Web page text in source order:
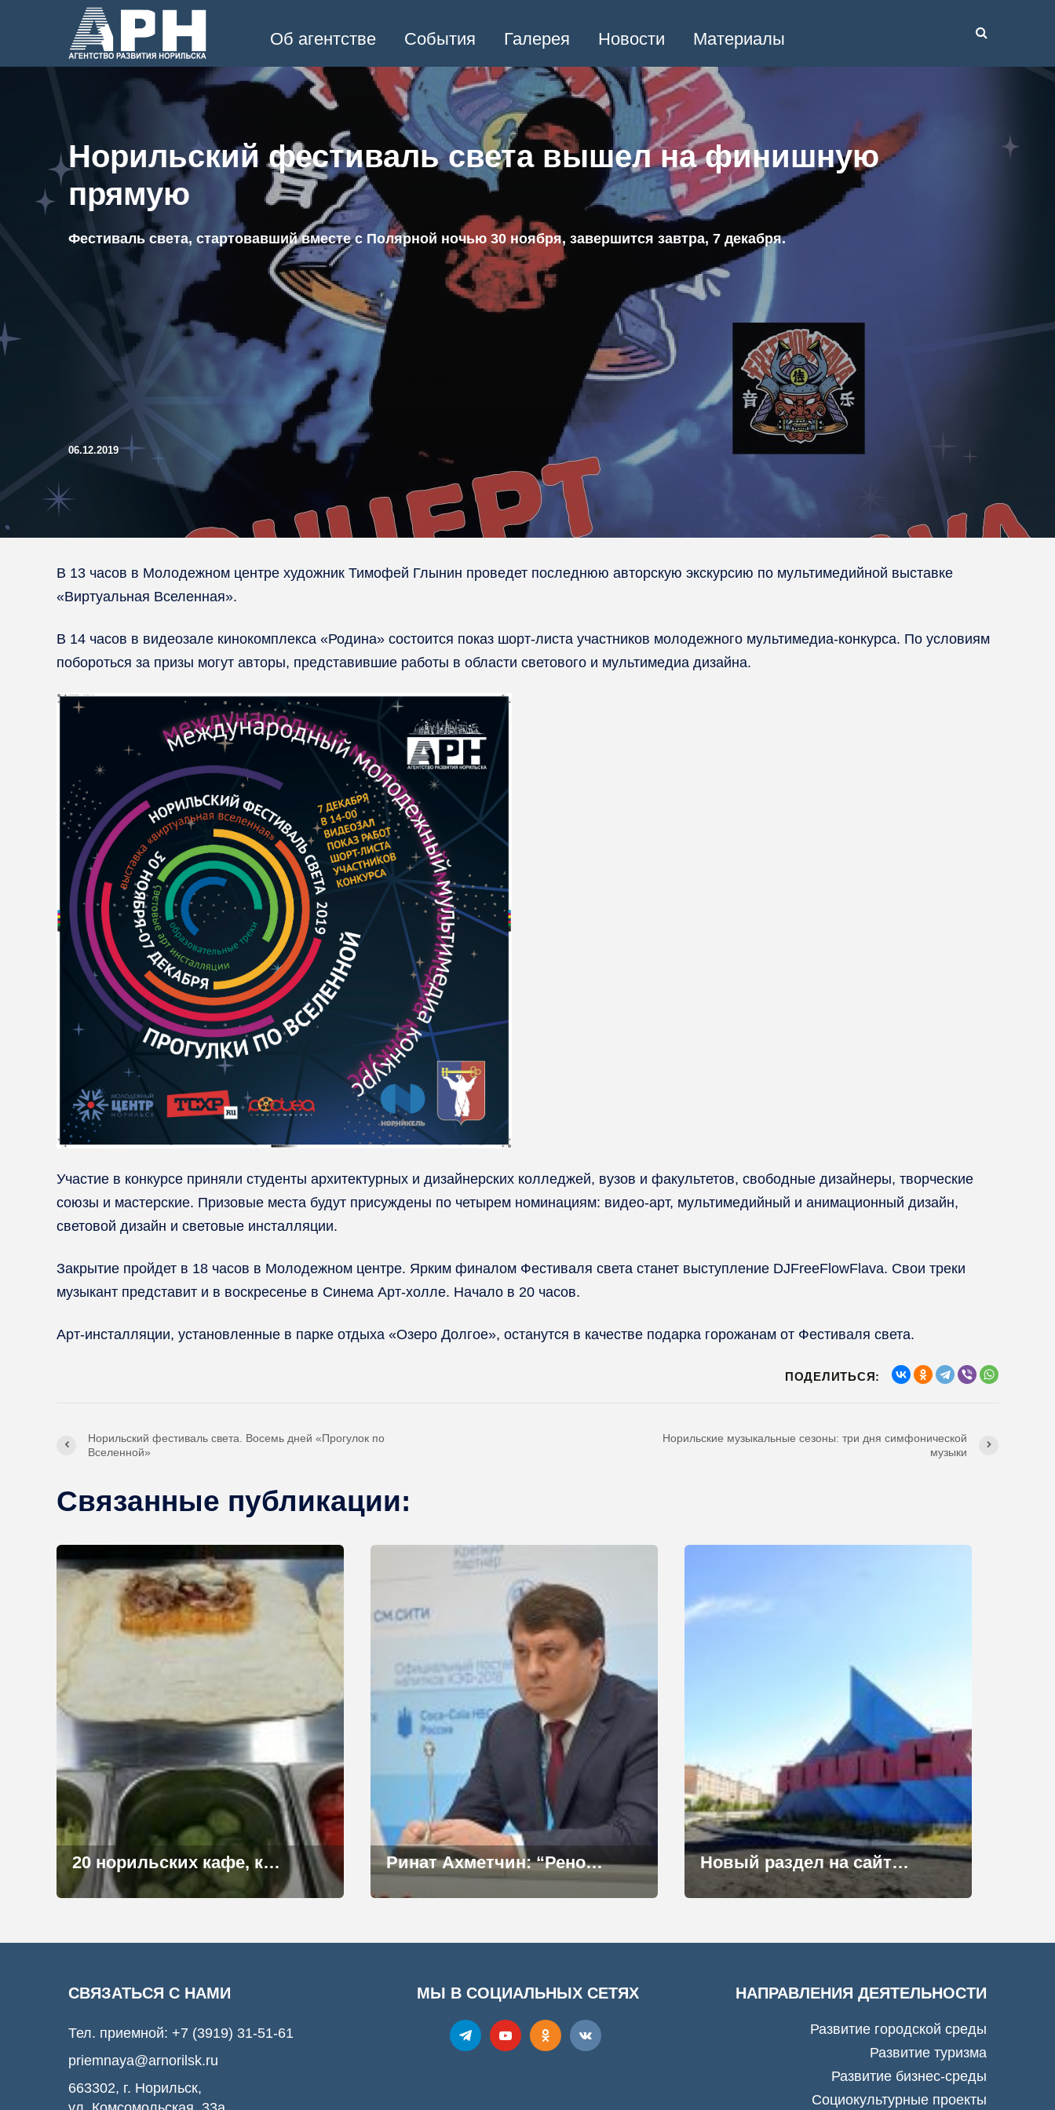
Об агентстве События Галерея Новости Материалы
Норильский фестиваль света вышел на финишную
прямую
Фестиваль света, стартовавший вместе с Полярной ночью 30 ноября, завершится завтра, 7 декабря.
06.12.2019
В 13 часов в Молодежном центре художник Тимофей Глынин проведет последнюю авторскую экскурсию по мультимедийной выставке
«Виртуальная Вселенная».
В 14 часов в видеозале кинокомплекса «Родина» состоится показ шорт-листа участников молодежного мультимедиа-конкурса. По условиям
побороться за призы могут авторы, представившие работы в области светового и мультимедиа дизайна.
Участие в конкурсе приняли студенты архитектурных и дизайнерских колледжей, вузов и факультетов, свободные дизайнеры, творческие
союзы и мастерские. Призовые места будут присуждены по четырем номинациям: видео-арт, мультимедийный и анимационный дизайн,
световой дизайн и световые инсталляции.
Закрытие пройдет в 18 часов в Молодежном центре. Ярким финалом Фестиваля света станет выступление DJFreeFlowFlava. Свои треки
музыкант представит и в воскресенье в Синема Арт-холле. Начало в 20 часов.
Арт-инсталляции, установленные в парке отдыха «Озеро Долгое», останутся в качестве подарка горожанам от Фестиваля света.
ПОДЕЛИТЬСЯ:
Норильский фестиваль света. Восемь дней «Прогулок по
Вселенной»
Норильские музыкальные сезоны: три дня симфонической
музыки
Связанные публикации:
20 норильских кафе, кондитерских и ресторанов подтвердили свое участие в летнем гастрономическом фестивале Ринат Ахметчин: “Реновация Норильска будет проходить поэтапно” Новый раздел на сайте АРН
СВЯЗАТЬСЯ С НАМИ
Тел. приемной: +7 (3919) 31-51-61
priemnaya@arnorilsk.ru
663302, г. Норильск,
МЫ В СОЦИАЛЬНЫХ СЕТЯХ НАПРАВЛЕНИЯ ДЕЯТЕЛЬНОСТИ
Развитие городской среды
Развитие туризма
Развитие бизнес-среды
Социокультурные проекты